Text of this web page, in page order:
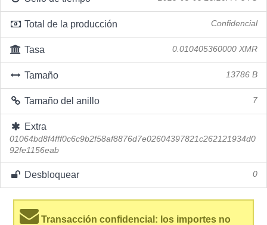
Total de la producción Confidencial
Tasa 0.010405360000 XMR
Tamaño 13786 B
Tamaño del anillo 7
Extra
01064bd8f4fff0c6c9b2f58af8876d7e02604397821c262121934d0
92fe1156eab
Desbloquear 0
Transacción confidencial: los importes no